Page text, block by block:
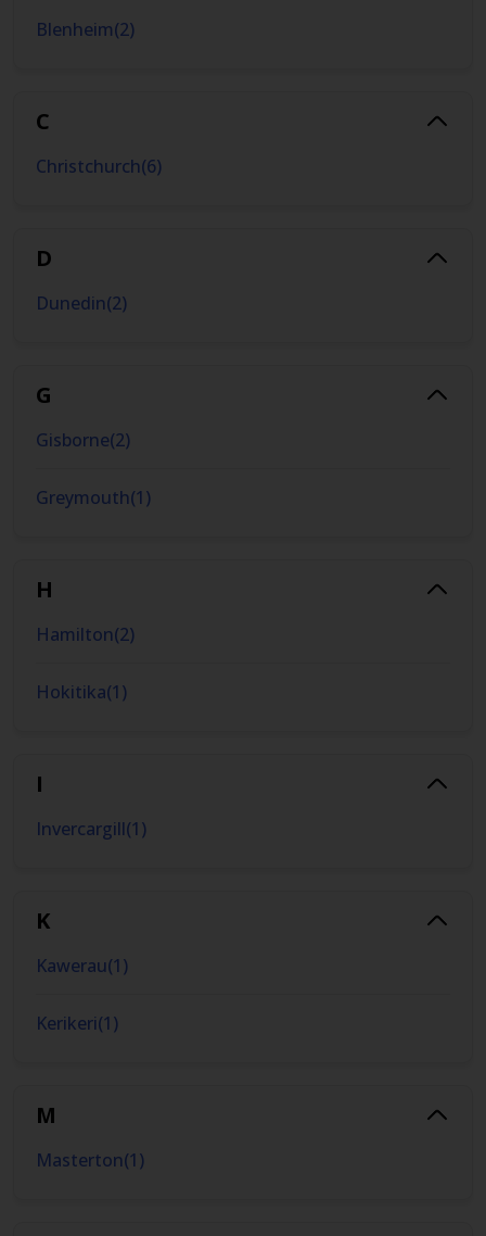
Blenheim(2)
C
Christchurch(6)
D
Dunedin(2)
G
Gisborne(2)
Greymouth(1)
H
Hamilton(2)
Hokitika(1)
I
Invercargill(1)
K
Kawerau(1)
Kerikeri(1)
M
Masterton(1)